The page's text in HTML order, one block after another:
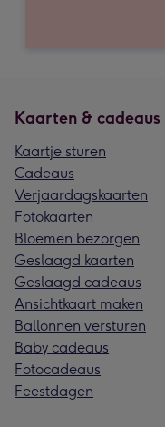
Kaarten & cadeaus
Kaartje sturen
Cadeaus
Verjaardagskaarten
Fotokaarten
Bloemen bezorgen
Geslaagd kaarten
Geslaagd cadeaus
Ansichtkaart maken
Ballonnen versturen
Baby cadeaus
Fotocadeaus
Feestdagen